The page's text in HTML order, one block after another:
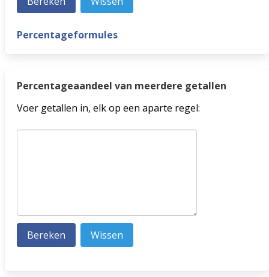
Percentageformules
Percentageaandeel van meerdere getallen
Voer getallen in, elk op een aparte regel: